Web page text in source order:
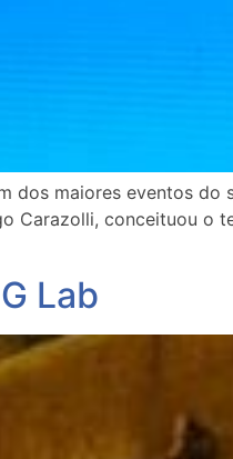
dos maiores eventos do
Carazolli, conceituou o
Lab